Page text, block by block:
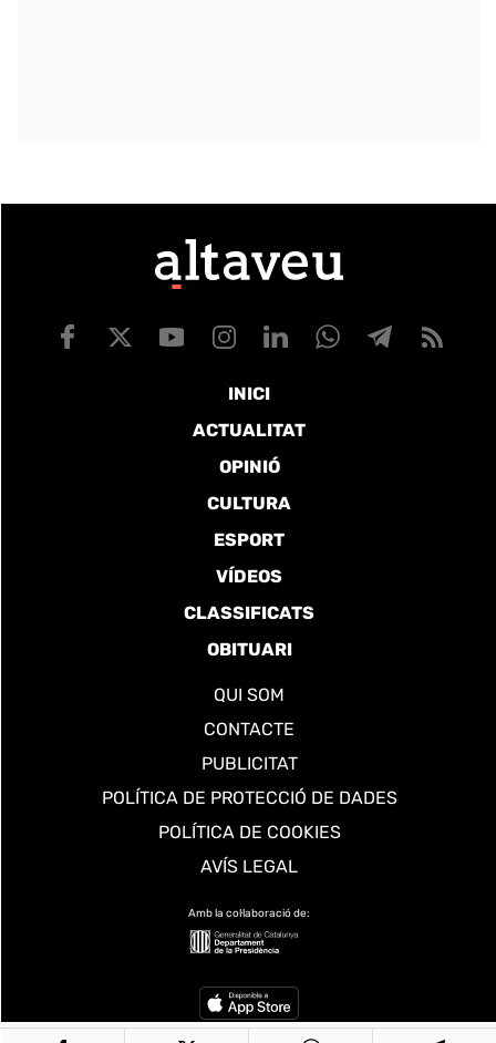
INICI
ACTUALITAT
OPINIÓ
CULTURA
ESPORT
VÍDEOS
CLASSIFICATS
OBITUARI
QUI SOM
CONTACTE
PUBLICITAT
POLÍTICA DE PROTECCIÓ DE DADES
POLÍTICA DE COOKIES
AVÍS LEGAL
Amb la col·laboració de: